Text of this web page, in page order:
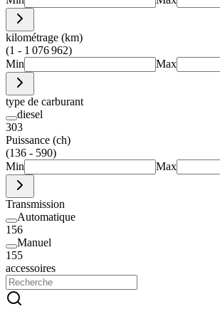
kilométrage (km)
(1 - 1 076 962)
Min
Max
type de carburant
diesel
303
Puissance (ch)
(136 - 590)
Min
Max
Transmission
Automatique
156
Manuel
155
accessoires